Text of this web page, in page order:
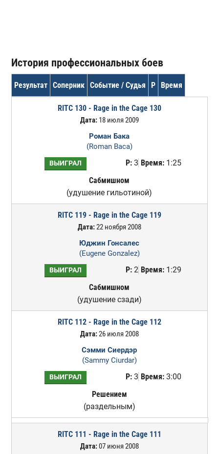
История профессиональных боев
Результат Соперник Событие / Судья Р Время
RITC 130 - Rage in the Cage 130
Дата:18 июля 2009
Роман Бака
(Roman Baca)
ВЫИГРАЛ Р:3 Время:1:25
Сабмишном
(удушение гильотиной)
RITC 119 - Rage in the Cage 119
Дата:22 ноября 2008
Юджин Гонсалес
(Eugene Gonzalez)
ВЫИГРАЛ Р:2 Время:1:29
Сабмишном
(удушение сзади)
RITC 112 - Rage in the Cage 112
Дата:26 июля 2008
Сэмми Сиердэр
(Sammy Ciurdar)
ВЫИГРАЛ Р:3 Время:3:00
Решением
(раздельным)
RITC 111 - Rage in the Cage 111
Дата:07 июня 2008